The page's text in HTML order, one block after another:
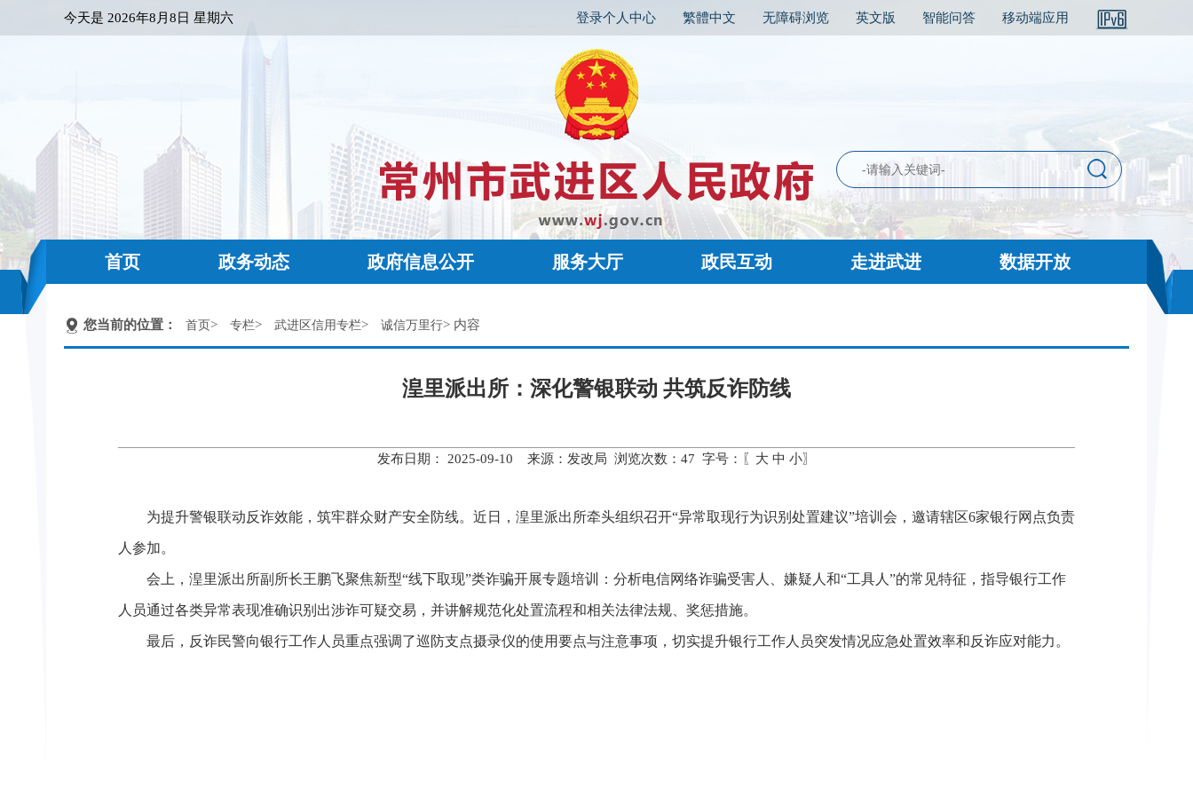
今天是 2026年8月8日 星期六 登录个人中心 繁體中文 无障碍浏览 英文版 智能问答 移动端应用
首页 政务动态 政府信息公开 服务大厅 政民互动 走进武进 数据开放
您当前的位置： 首页> 专栏> 武进区信用专栏> 诚信万里行> 内容
湟里派出所：深化警银联动 共筑反诈防线
发布日期： 2025-09-10 来源：发改局 浏览次数： 47 字号：〖 大 中 小〗
为提升警银联动反诈效能，筑牢群众财产安全防线。近日，湟里派出所牵头组织召开“异常取现行为识别处置建议”培训会，邀请辖区6家银行网点负责
人参加。
会上，湟里派出所副所长王鹏飞聚焦新型“线下取现”类诈骗开展专题培训：分析电信网络诈骗受害人、嫌疑人和“工具人”的常见特征，指导银行工作
人员通过各类异常表现准确识别出涉诈可疑交易，并讲解规范化处置流程和相关法律法规、奖惩措施。
最后，反诈民警向银行工作人员重点强调了巡防支点摄录仪的使用要点与注意事项，切实提升银行工作人员突发情况应急处置效率和反诈应对能力。